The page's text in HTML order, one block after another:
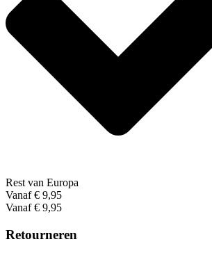
Rest van Europa
Vanaf € 9,95
Vanaf € 9,95
Retourneren